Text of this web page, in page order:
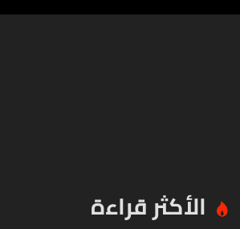
الأكثر قراءة